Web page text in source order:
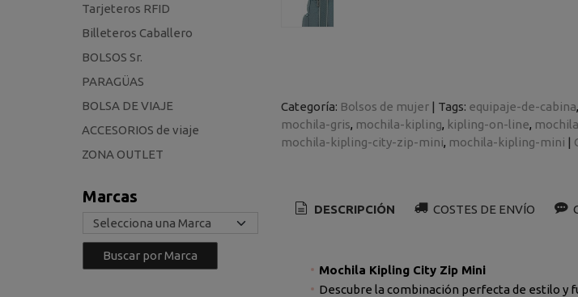
Tarjeteros RFID
Billeteros Caballero
BOLSOS Sr.
PARAGÜAS
BOLSA DE VIAJE
ACCESORIOS de viaje
ZONA OUTLET
Marcas
Categoría: Bolsos de mujer| Tags: equipaje-de-cabina
mochila-gris mochila-kipling kipling-on-line
mochila-kipling-city-zip-mini mochila-kipling-mini |
DESCRIPCIÓN COSTES DE ENVÍO
Mochila Kipling City Zip Mini
Descubre la combinación perfecta de estilo y